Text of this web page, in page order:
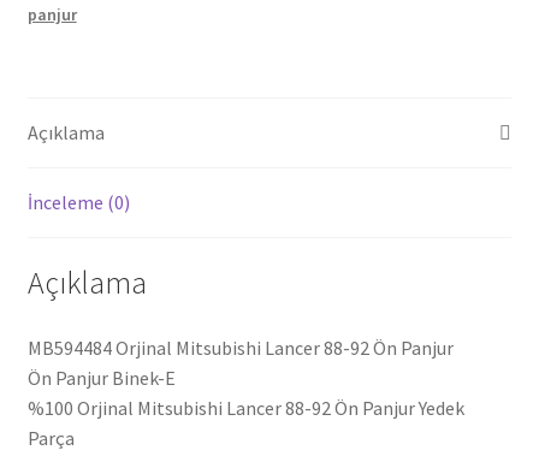
panjur
Açıklama
İnceleme (0)
Açıklama
MB594484 Orjinal Mitsubishi Lancer 88-92 Ön Panjur
Ön Panjur Binek-E
%100 Orjinal Mitsubishi Lancer 88-92 Ön Panjur Yedek
Parça